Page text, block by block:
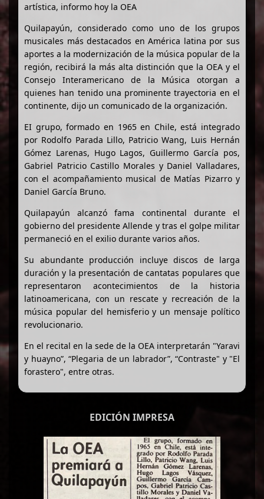
artística, informo hoy la OEA
Quilapayún, considerado como uno de los grupos
musicales más destacados en América latina por sus
aportes a la modernización de la música popular de la
región, recibirá la más alta distinción que la OEA y el
Consejo Interamericano de la Música otorgan a
quienes han tenido una prominente trayectoria en el
continente, dijo un comunicado de la organización.
EI grupo, formado en 1965 en Chile, está integrado
por Rodolfo Parada Lillo, Patricio Wang, Luis Hernán
Gómez Larenas, Hugo Lagos, Guillermo García pos,
Gabriel Patricio Castillo Morales y Daniel Valladares,
con el acompañamiento musical de Matías Pizarro y
Daniel García Bruno.
Quilapayún alcanzó fama continental durante el
gobierno del presidente Allende y tras el golpe militar
permaneció en el exilio durante varios años.
Su abundante producción incluye discos de larga
duración y la presentación de cantatas populares que
representaron acontecimientos de la historia
latinoamericana, con un rescate y recreación de la
música popular del hemisferio y un mensaje político
revolucionario.
En el recital en la sede de la OEA interpretarán "Yaravi
y huayno”, “Plegaria de un labrador”, “Contraste" y "El
forastero", entre otras.
EDICIÓN IMPRESA